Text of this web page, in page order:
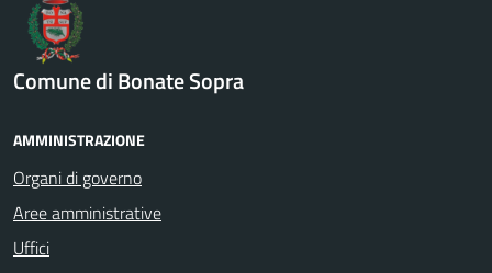
Comune di Bonate Sopra
AMMINISTRAZIONE
Organi di governo
Aree amministrative
Uffici